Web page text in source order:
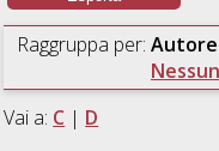
Raggruppa per:
Vai a: C | D